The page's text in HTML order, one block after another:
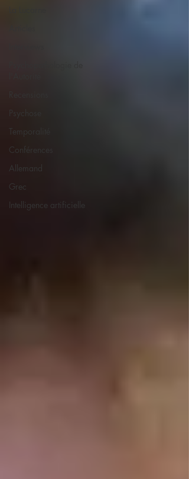
Temporalité
Conférences
Allemand
Grec
Intelligence artificielle